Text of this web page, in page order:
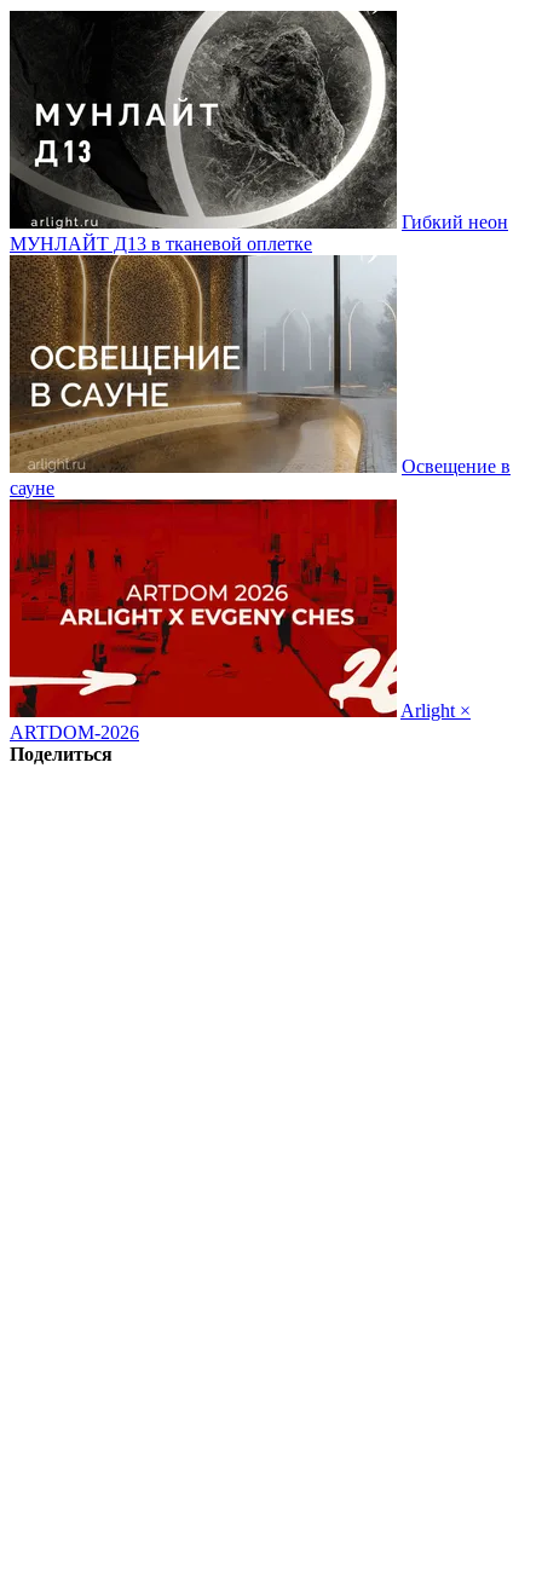
Гибкий неон
МУНЛАЙТ Д13 в тканевой оплетке
Освещение в
сауне
Arlight ×
ARTDOM-2026
Поделиться